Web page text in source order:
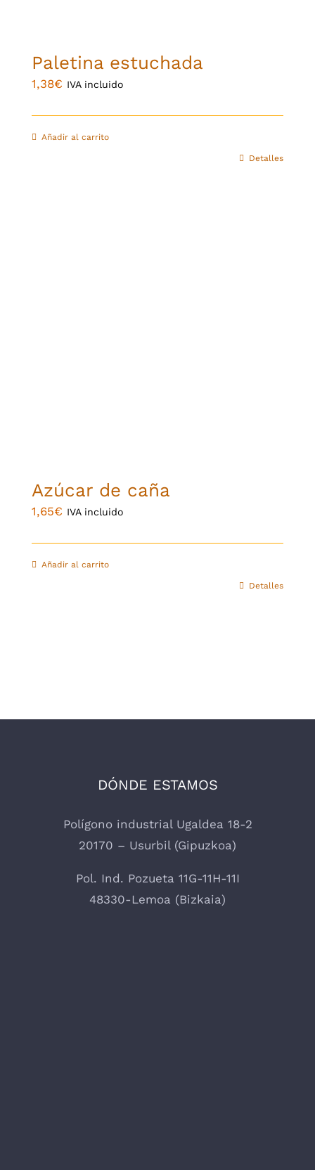
Paletina estuchada
1,38€ IVA incluido
Añadir al carrito
Detalles
Azúcar de caña
1,65€ IVA incluido
Añadir al carrito
Detalles
DÓNDE ESTAMOS
Polígono industrial Ugaldea 18-2
20170 – Usurbil (Gipuzkoa)
Pol. Ind. Pozueta 11G-11H-11I
48330-Lemoa (Bizkaia)